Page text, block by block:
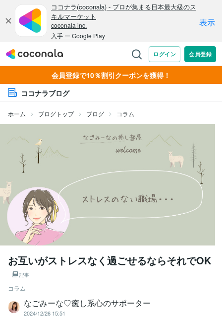
会員登録で10％割引クーポンを獲得！
ココナラブログ
ホーム ブログトップ ブログ コラム
お互いがストレスなく過ごせるならそれでOK
記事
コラム
なごみーな♡癒し系心のサポーター
2024/12/26 15:51